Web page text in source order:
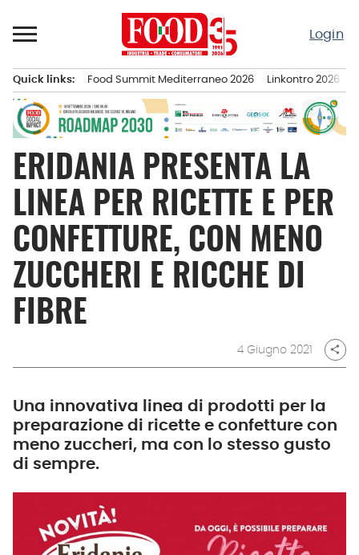
al
Login
principale
Quick links: Food Summit Mediterraneo 2026 Linkontro 2026
ERIDANIA PRESENTA LA
LINEA PER RICETTE E PER
CONFETTURE, CON MENO
ZUCCHERI E RICCHE DI
FIBRE
4 Giugno 2021 share
Una innovativa linea di prodotti per la
preparazione di ricette e confetture con
meno zuccheri, ma con lo stesso gusto
di sempre.